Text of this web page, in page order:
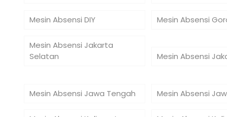
Mesin Absensi DIY Mesin Absensi
Mesin Absensi Jakarta
Selatan
Mesin Absensi
Mesin Absensi Jawa Tengah Mesin Absensi